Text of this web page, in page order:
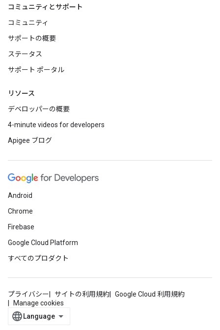
コミュニティとサポート
コミュニティ
サポートの概要
ステータス
サポート ポータル
リソース
デベロッパーの概要
4-minute videos for developers
Apigee ブログ
Android
Chrome
Firebase
Google Cloud Platform
すべてのプロダクト
プライバシー サイトの利用規約
Google Cloud 利用規約
Manage cookies